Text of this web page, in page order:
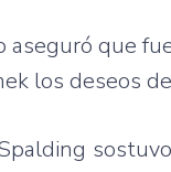
aseguró que
los deseos